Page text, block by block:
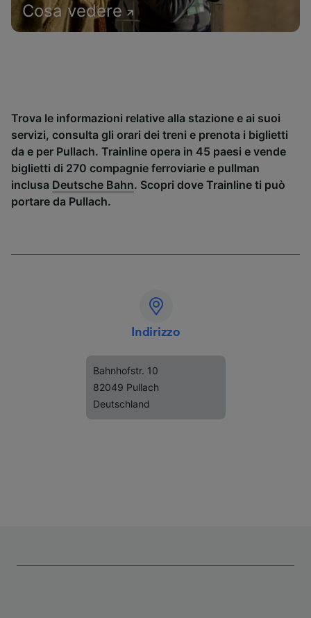
Cosa vedere
Trova le informazioni relative alla stazione e ai suoi
servizi, consulta gli orari dei treni e prenota i biglietti
da e per Pullach. Trainline opera in 45 paesi e vende
biglietti di 270 compagnie ferroviarie e pullman
inclusa Deutsche Bahn. Scopri dove Trainline ti può
portare da Pullach.
Indirizzo
Bahnhofstr. 10
82049 Pullach
Deutschland